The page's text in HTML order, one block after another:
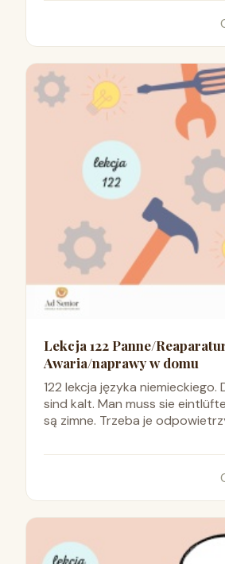
Lekcja 122 Panne/
Awaria/naprawy w domu
122 lekcja języka niemieckiego.
sind kalt. Man muss sie
są zimne. Trzeba je